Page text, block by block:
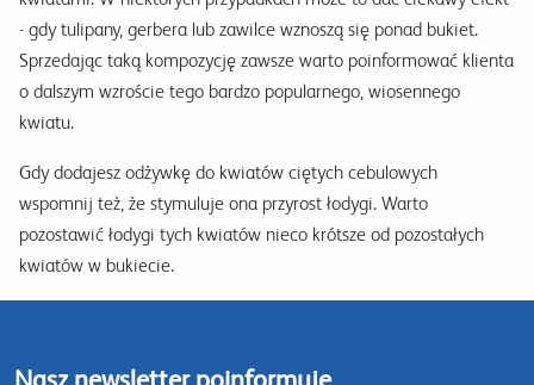
- gdy tulipany, gerbera lub zawilce wznoszą się ponad bukiet.
Sprzedając taką kompozycję zawsze warto poinformować klienta
o dalszym wzroście tego bardzo popularnego, wiosennego
kwiatu.
Gdy dodajesz odżywkę do kwiatów ciętych cebulowych
wspomnij też, że stymuluje ona przyrost łodygi. Warto
pozostawić łodygi tych kwiatów nieco krótsze od pozostałych
kwiatów w bukiecie.